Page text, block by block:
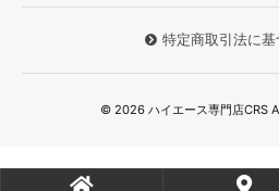
特定商取引法に
© 2026 ハイエース専門店CRS